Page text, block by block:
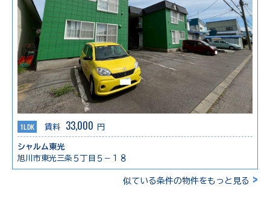
1LDK 賃料 33,000 円
シャルム東光
旭川市東光三条５丁目５－１８
似ている条件の物件をもっと見る >